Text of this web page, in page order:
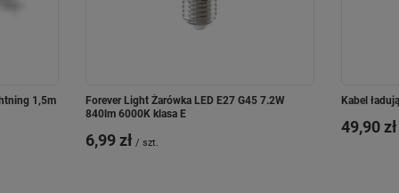
1,5m
Forever Light Żarówka LED E27 G45 7.2W
840lm 6000K klasa E
6,99 zł / szt.
Kabel
49,90 zł